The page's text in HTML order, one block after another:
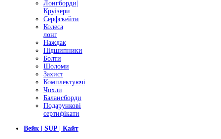
Лонгборди|
Круізери
Серфскейти
Колеса
лонг
Наждак
Підшипники
Болти
Шоломи
Захист
Комплектуючі
Чохли
Балансборди
Подарункові
сертифікати
Вейк | SUP | Кайт